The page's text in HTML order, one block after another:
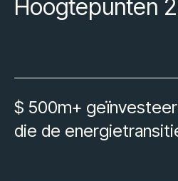
Hoogtepunten
$ 500m+
die de